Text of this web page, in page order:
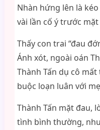
Nhàn hứng lên là
vài lần cố ý trước mặt
Thấy con trai “đau
Ánh xót, ngoài oán
Thành Tấn dụ cô
buộc loạn luân với
Thành Tấn mặt đau,
tình bình thường,